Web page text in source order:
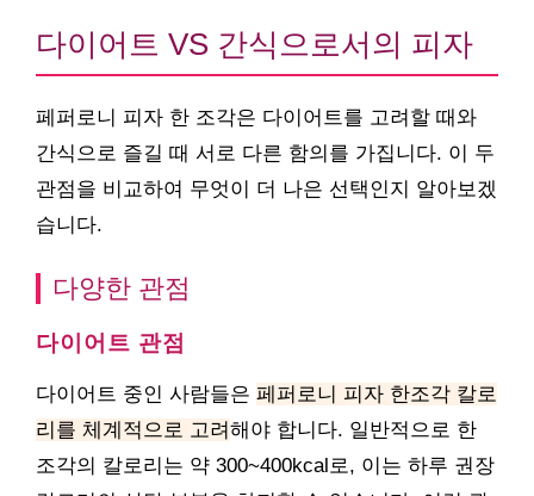
다이어트 VS 간식으로서의 피자
페퍼로니 피자 한 조각은 다이어트를 고려할 때와
간식으로 즐길 때 서로 다른 함의를 가집니다. 이 두
관점을 비교하여 무엇이 더 나은 선택인지 알아보겠
습니다.
다양한 관점
다이어트 관점
다이어트 중인 사람들은 페퍼로니 피자 한조각 칼로
리를 체계적으로 고려해야 합니다. 일반적으로 한
조각의 칼로리는 약 300~400kcal로, 이는 하루 권장